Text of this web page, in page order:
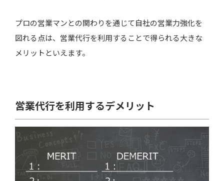
プロの営業マンとの関わりを通じて自社の営業力強化を
図れる点は、営業代行を利用することで得られる大きな
メリットといえます。
営業代行を利用するデメリット